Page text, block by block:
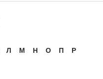
Л М Н О П
Р